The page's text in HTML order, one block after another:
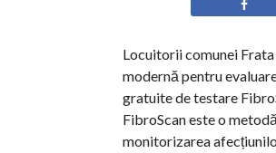
Locuitorii comunei
modernă pentru
gratuite de testare
FibroScan este o
monitorizarea